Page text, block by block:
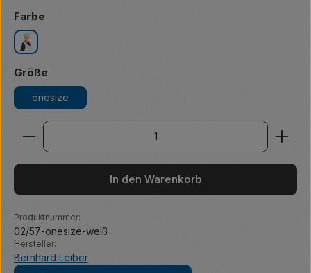
Farbe
weiß
Größe
onesize
Produkt Anzahl: Gib den gewünschten Wert ein
In den Warenkorb
Produktnummer:
02/57-onesize-weiß
Hersteller:
Bernhard Leiber